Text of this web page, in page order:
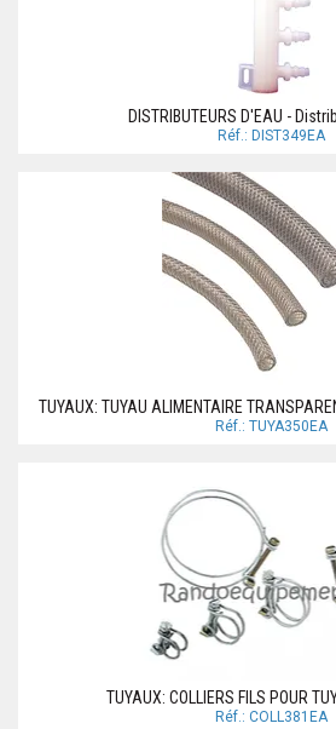
DISTRIBUTEURS D'EAU -
Réf.: DIST349EA
TUYAUX: TUYAU ALIMENTAIRE
Réf.: TUYA350EA
TUYAUX: COLLIERS FILS POUR
Réf.: COLL381EA